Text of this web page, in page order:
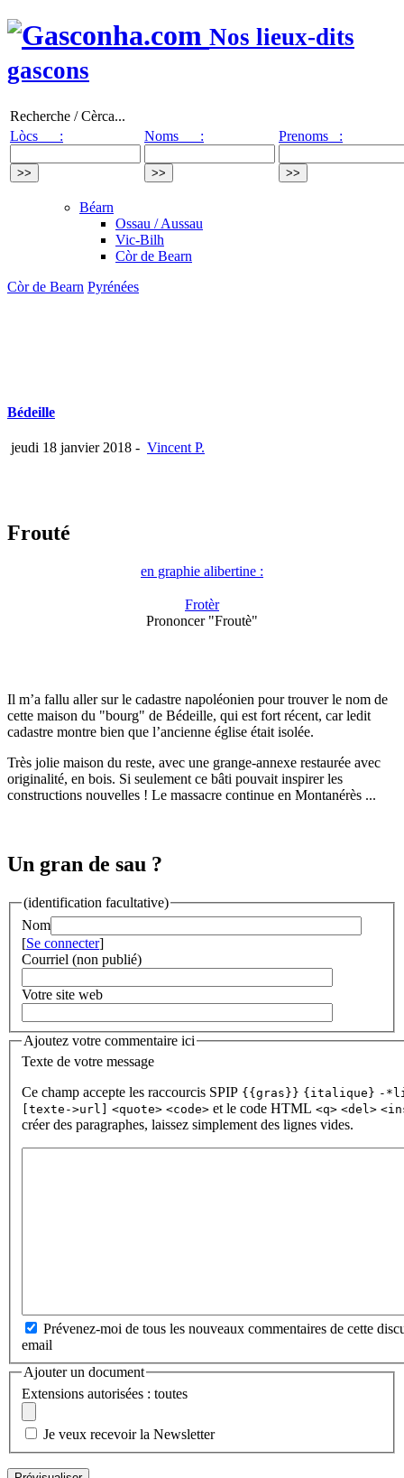
Nos lieux-dits
gascons
Recherche / Cèrca...
Lòcs :
Noms : Prenoms :
Béarn
Ossau / Aussau
Vic-Bilh
Còr de Bearn
Còr de Bearn Pyrénées
Bédeille
jeudi 18 janvier 2018 - Vincent P.
Frouté
en graphie alibertine :
Frotèr
Prononcer "Froutè"
Il m’a fallu aller sur le cadastre napoléonien pour trouver le nom de
cette maison du "bourg" de Bédeille, qui est fort récent, car ledit
cadastre montre bien que l’ancienne église était isolée.
Très jolie maison du reste, avec une grange-annexe restaurée avec
originalité, en bois. Si seulement ce bâti pouvait inspirer les
constructions nouvelles ! Le massacre continue en Montanérès ...
Un gran de sau ?
(identification facultative)
Nom
[Se connecter]
Courriel (non publié)
Votre site web
Ajoutez votre commentaire ici
Texte de votre message
Ce champ accepte les raccourcis SPIP {{gras}} {italique} -
[texte->url]
<quote> <code> et le code HTML <q> <del>
créer des paragraphes, laissez simplement des lignes vides.
Prévenez-moi de tous les nouveaux commentaires de cette
email
Ajouter un document
Extensions autorisées : toutes
Je veux recevoir la Newsletter